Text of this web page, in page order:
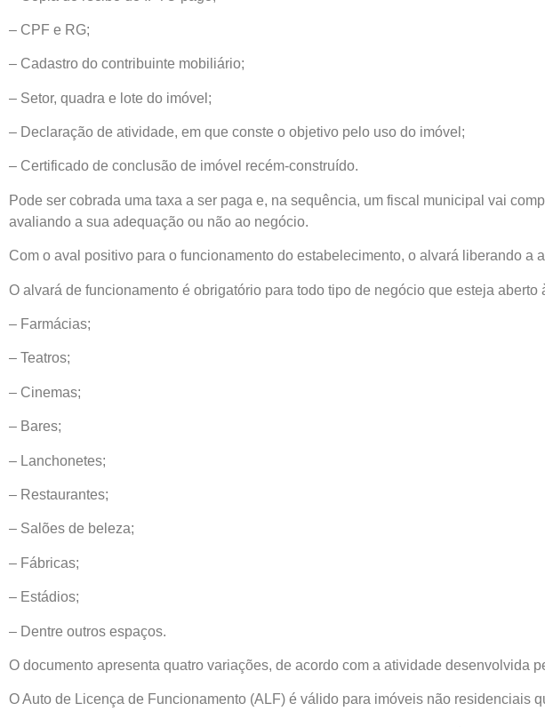
– CPF e RG;
– Cadastro do contribuinte mobiliário;
– Setor, quadra e lote do imóvel;
– Declaração de atividade, em que conste o objetivo pelo uso do imóvel;
– Certificado de conclusão de imóvel recém-construído.
Pode ser cobrada uma taxa a ser paga e, na sequência, um fiscal municipal vai
avaliando a sua adequação ou não ao negócio.
Com o aval positivo para o funcionamento do estabelecimento, o alvará liberando a
O alvará de funcionamento é obrigatório para todo tipo de negócio que esteja
– Farmácias;
– Teatros;
– Cinemas;
– Bares;
– Lanchonetes;
– Restaurantes;
– Salões de beleza;
– Fábricas;
– Estádios;
– Dentre outros espaços.
O documento apresenta quatro variações, de acordo com a atividade desenvolvida
O Auto de Licença de Funcionamento (ALF) é válido para imóveis não residenciais